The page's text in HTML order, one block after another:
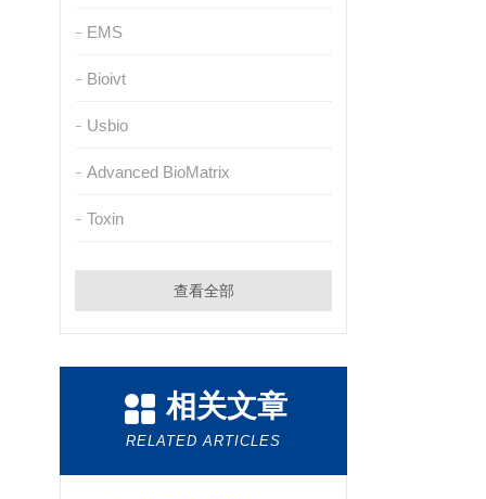
EMS
Bioivt
Usbio
Advanced BioMatrix
Toxin
查看全部
相关文章
RELATED ARTICLES